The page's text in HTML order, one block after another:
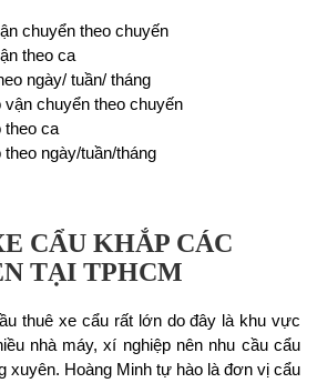
chuyển theo chuyến
theo ca
ngày/ tuần/ tháng
chuyển theo chuyến
theo ca
ngày/tuần/tháng
CẨU KHẮP CÁC
TẠI TPHCM
thuê xe cẩu rất lớn do đây là khu vực
nhà máy, xí nghiệp nên nhu cầu cẩu
xuyên. Hoàng Minh tự hào là đơn vị cẩu